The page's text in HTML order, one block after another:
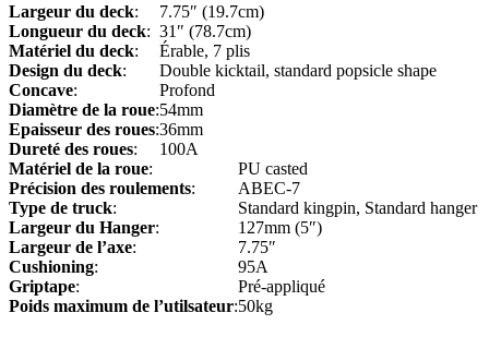
Largeur du deck:
7.75″ (19.7cm)
Longueur du deck: 31″ (78.7cm)
Matériel du deck:
Érable, 7 plis
Design du deck:
Double kicktail, standard popsicle shape
Concave:
Profond
Diamètre de la roue:54mm
Epaisseur des roues:36mm
Dureté des roues:
100A
Matériel de la roue:
PU casted
Précision des roulements:
ABEC-7
Type de truck:
Standard kingpin, Standard hanger
Largeur du Hanger:
127mm (5″)
Largeur de l’axe:
7.75″
Cushioning:
95A
Griptape:
Pré-appliqué
Poids maximum de l’utilsateur:50kg